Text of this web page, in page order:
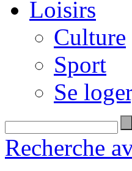
Loisirs
Culture
Sport
Se
Recherche